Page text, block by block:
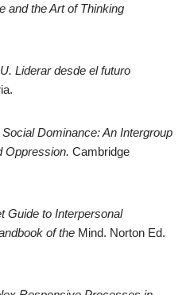
and the Art of Thinking
Liderar desde el futuro
Social Dominance: An Intergroup
Oppression. Cambridge
Guide to Interpersonal
of the Mind. Norton Ed.